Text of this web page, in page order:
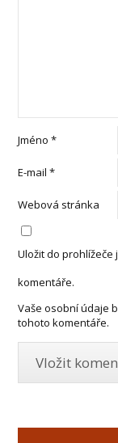
Jméno*
E-mail*
Webová stránka
Uložit do
komentáře.
Vaše osobní údaje
tohoto komentáře.